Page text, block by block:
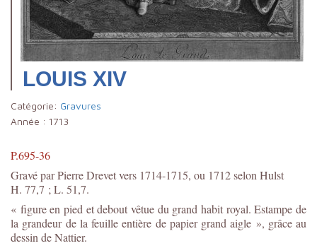
LOUIS XIV
Catégorie: Gravures
Année : 1713
P.695-36
Gravé par Pierre Drevet vers 1714-1715, ou 1712 selon Hulst
H. 77,7 ; L. 51,7.
« figure en pied et debout vêtue du grand habit royal. Estampe de
la grandeur de la feuille entière de papier grand aigle », grâce au
dessin de Nattier.